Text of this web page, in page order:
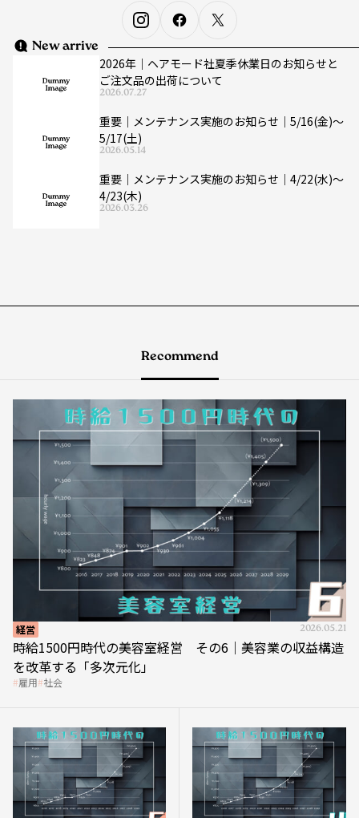
New arrive
2026年｜ヘアモード社夏季休業日のお知らせと
ご注文品の出荷について
2026.07.27
重要｜メンテナンス実施のお知らせ｜5/16(金)〜
5/17(土)
2026.05.14
重要｜メンテナンス実施のお知らせ｜4/22(水)〜
4/23(木)
2026.03.26
Recommend
経営 2026.05.21
時給1500円時代の美容室経営 その6｜美容業の収益構造
を改革する「多次元化」
雇用 社会